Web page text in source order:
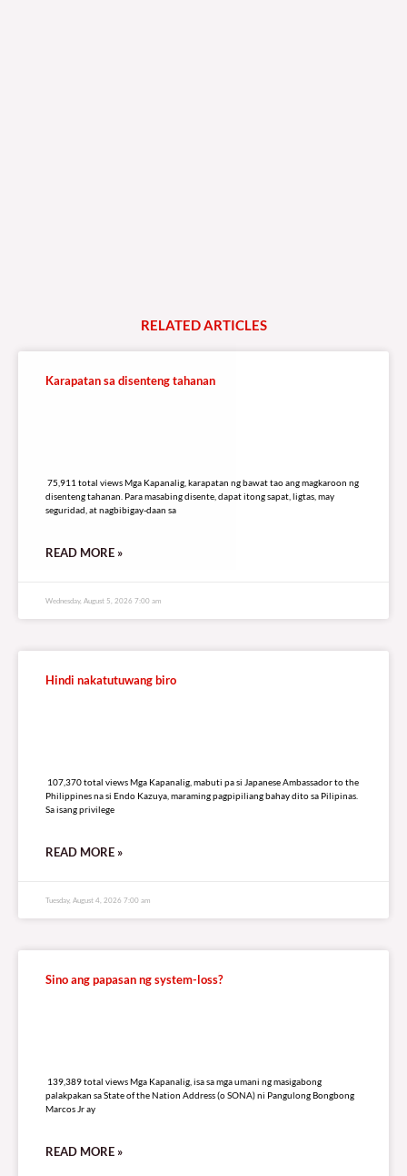
RELATEDARTICLES
Karapatan sa disenteng tahanan
75,911 total views Mga Kapanalig, karapatan ng bawat tao ang magkaroon ng
disenteng tahanan. Para masabing disente, dapat itong sapat, ligtas, may
seguridad, at nagbibigay-daan sa
READ MORE »
Wednesday, August 5, 2026 7:00 am
Hindi nakatutuwang biro
107,370 total views Mga Kapanalig, mabuti pa si Japanese Ambassador to the
Philippines na si Endo Kazuya, maraming pagpipiliang bahay dito sa Pilipinas.
Sa isang privilege
READ MORE »
Tuesday, August 4, 2026 7:00 am
Sino ang papasan ng system-loss?
139,389 total views Mga Kapanalig, isa sa mga umani ng masigabong
palakpakan sa State of the Nation Address (o SONA) ni Pangulong Bongbong
Marcos Jr ay
READ MORE »